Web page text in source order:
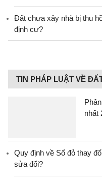
Đất chưa xây nhà bị thu
định cư?
TIN PHÁP LUẬT VỀ
nhất
Quy định về Sổ đỏ thay
sửa đổi?